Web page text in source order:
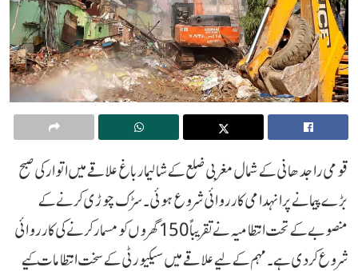
قومی راجدھانی کے شمال مغربی ضلع کے شالیمار باغ علاقے میں اتوار کی صبح
بڑے پیمانے پر انہدامی کارروائی شروع ہوئی۔ سڑک چوڑی کرنے کے
منصوبے کے تحت انتظامیہ نے تقریباً 150 گھروں کو مسمار کرنے کی کارروائی
شروع کر دی ہے۔ مہم کے لیے علاقے میں سیکیورٹی کے سخت انتظامات کیے